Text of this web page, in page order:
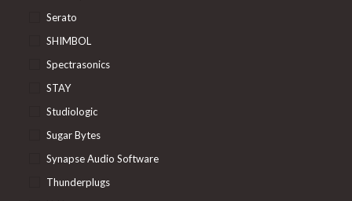
Serato
SHIMBOL
Spectrasonics
STAY
Studiologic
Sugar Bytes
Synapse Audio Software
Thunderplugs